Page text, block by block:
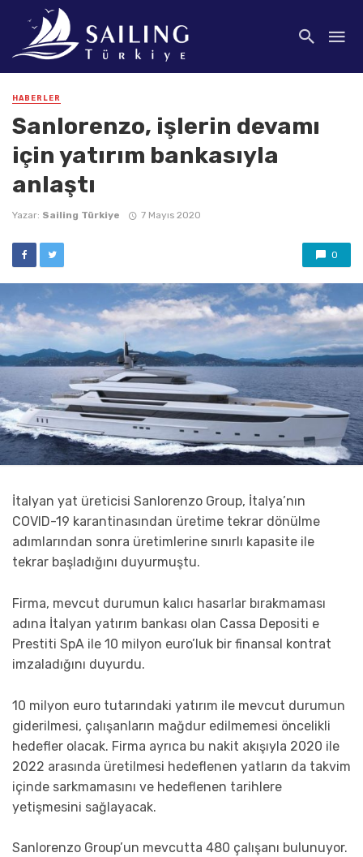
HABERLER
Sanlorenzo, işlerin devamı
için yatırım bankasıyla
anlaştı
Yazar: Sailing Türkiye 7 Mayıs 2020
0
İtalyan yat üreticisi Sanlorenzo Group, İtalya’nın
COVID-19 karantinasından üretime tekrar dönülme
adımlarından sonra üretimlerine sınırlı kapasite ile
tekrar başladığını duyurmuştu.
Firma, mevcut durumun kalıcı hasarlar bırakmaması
adına İtalyan yatırım bankası olan Cassa Depositi e
Prestiti SpA ile 10 milyon euro’luk bir finansal kontrat
imzaladığını duyurdu.
10 milyon euro tutarındaki yatırım ile mevcut durumun
giderilmesi, çalışanların mağdur edilmemesi öncelikli
hedefler olacak. Firma ayrıca bu nakit akışıyla 2020 ile
2022 arasında üretilmesi hedeflenen yatların da takvim
içinde sarkmamasını ve hedeflenen tarihlere
yetişmesini sağlayacak.
Sanlorenzo Group’un mevcutta 480 çalışanı bulunuyor.